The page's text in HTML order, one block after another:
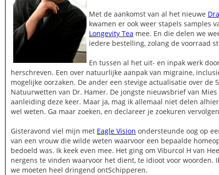
Met de aankomst van al het nieuwe
kwamen er ook weer stapels samples
Longevity Tea mee. En die delen we
iedere bestelling, zolang de voorraad
En tussen al het uit- en inpak werk
herschreven. Een over natuurlijke aanpak van migraine,
mogelijke oorzaken. De ander een stevige actualisatie over de
Natuurwetten van Dr. Hamer. De jongste nieuwsbrief van Mies
aanleiding deze keer. Maar ja, mag ik allemaal niet delen
wel weten. Ga maar zoeken, en declareer je zoekuren
Gisteravond viel mijn met Eagle Vision ondersteunde oog op
van een vrouw die wilde weten waarvoor een bepaalde
bedoeld was. Ik keek even mee. Het ging om Viburcol H van
nergens te vinden waarvoor het dient, te idioot voor woorden.
we moeten heel dringend ontSchipperen.